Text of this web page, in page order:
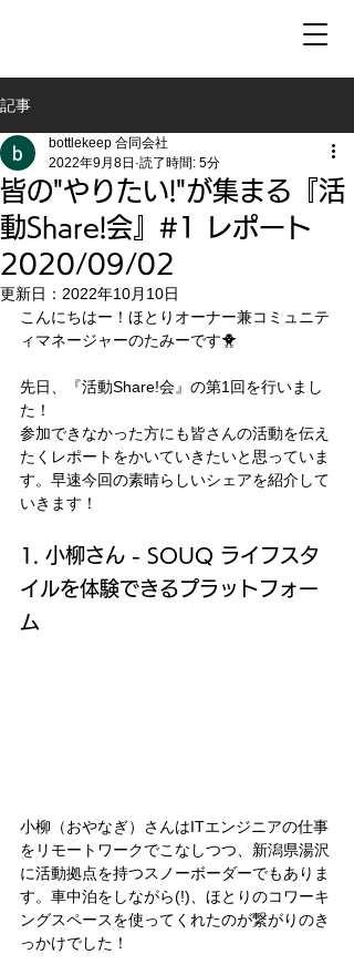
記事
皆の"やりたい!"が集まる『活
動Share!会』#1 レポート
2020/09/02
bottlekeep 合同会社
2022年9月8日 読了時間: 5分
更新日： 2022年10月10日
こんにちはー！ほとりオーナー兼コミュニテ
ィマネージャーのたみーです🐥
先日、『活動Share!会』の第1回を行いまし
た！
参加できなかった方にも皆さんの活動を伝え
たくレポートをかいていきたいと思っていま
す。早速今回の素晴らしいシェアを紹介して
いきます！
1. 小柳さん - SOUQ ライフスタ
イルを体験できるプラットフォー
ム
小柳（おやなぎ）さんはITエンジニアの仕事
をリモートワークでこなしつつ、新潟県湯沢
に活動拠点を持つスノーボーダーでもありま
す。車中泊をしながら(!)、ほとりのコワーキ
ングスペースを使ってくれたのが繋がりのき
っかけでした！